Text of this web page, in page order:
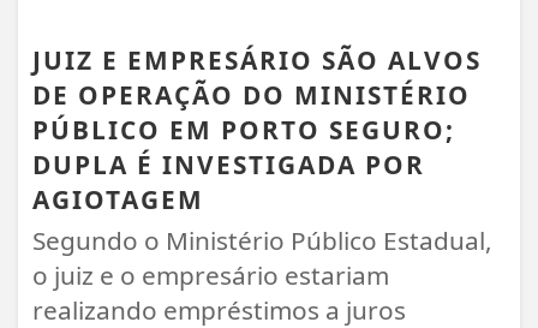
JUIZ E EMPRESÁRIO SÃO ALVOS
DE OPERAÇÃO DO MINISTÉRIO
PÚBLICO EM PORTO SEGURO;
DUPLA É INVESTIGADA POR
AGIOTAGEM
Segundo o Ministério Público Estadual,
o juiz e o empresário estariam
realizando empréstimos a juros